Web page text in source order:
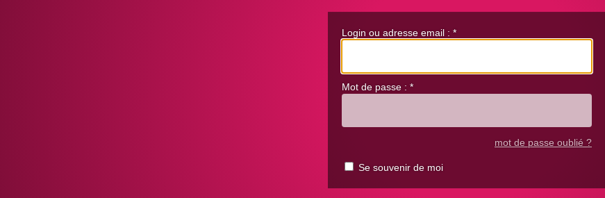
Login ou adresse email : *
Mot de passe : *
mot de passe oublié ?
Se souvenir de moi